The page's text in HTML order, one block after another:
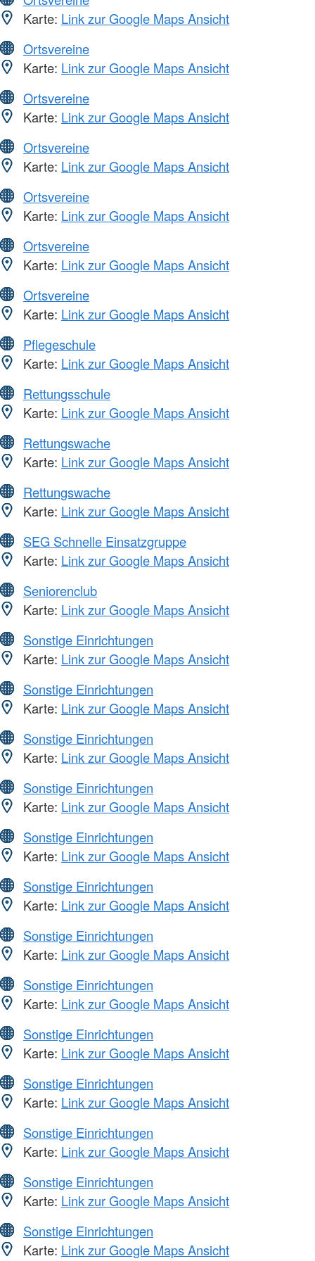
Karte: Link zur Google Maps Ansicht
Ortsvereine
Karte: Link zur Google Maps Ansicht
Ortsvereine
Karte: Link zur Google Maps Ansicht
Ortsvereine
Karte: Link zur Google Maps Ansicht
Ortsvereine
Karte: Link zur Google Maps Ansicht
Ortsvereine
Karte: Link zur Google Maps Ansicht
Ortsvereine
Karte: Link zur Google Maps Ansicht
Pflegeschule
Karte: Link zur Google Maps Ansicht
Rettungsschule
Karte: Link zur Google Maps Ansicht
Rettungswache
Karte: Link zur Google Maps Ansicht
Rettungswache
Karte: Link zur Google Maps Ansicht
SEG Schnelle Einsatzgruppe
Karte: Link zur Google Maps Ansicht
Seniorenclub
Karte: Link zur Google Maps Ansicht
Sonstige Einrichtungen
Karte: Link zur Google Maps Ansicht
Sonstige Einrichtungen
Karte: Link zur Google Maps Ansicht
Sonstige Einrichtungen
Karte: Link zur Google Maps Ansicht
Sonstige Einrichtungen
Karte: Link zur Google Maps Ansicht
Sonstige Einrichtungen
Karte: Link zur Google Maps Ansicht
Sonstige Einrichtungen
Karte: Link zur Google Maps Ansicht
Sonstige Einrichtungen
Karte: Link zur Google Maps Ansicht
Sonstige Einrichtungen
Karte: Link zur Google Maps Ansicht
Sonstige Einrichtungen
Karte: Link zur Google Maps Ansicht
Sonstige Einrichtungen
Karte: Link zur Google Maps Ansicht
Sonstige Einrichtungen
Karte: Link zur Google Maps Ansicht
Sonstige Einrichtungen
Karte: Link zur Google Maps Ansicht
Sonstige Einrichtungen
Karte: Link zur Google Maps Ansicht